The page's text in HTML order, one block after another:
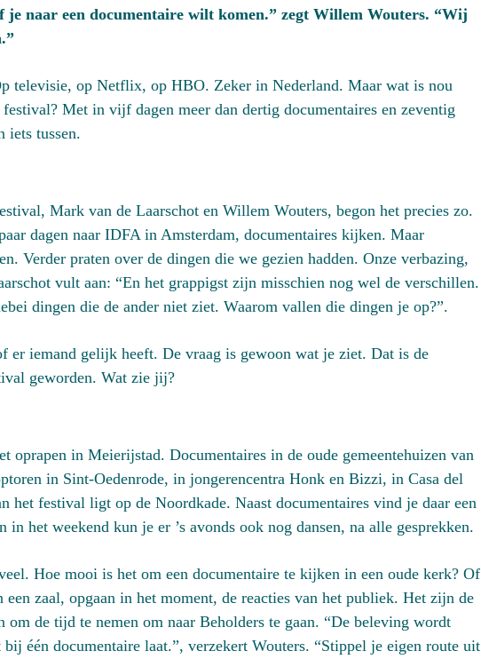
naar een documentaire wilt komen.” zegt Willem Wouters. “Wij
televisie, op Netflix, op HBO. Zeker in Nederland. Maar wat is nou
Met in vijf dagen meer dan dertig documentaires en zeventig
iets tussen.
Mark van de Laarschot en Willem Wouters, begon het precies zo.
dagen naar IDFA in Amsterdam, documentaires kijken. Maar
Verder praten over de dingen die we gezien hadden. Onze verbazing,
vult aan: “En het grappigst zijn misschien nog wel de verschillen.
dingen die de ander niet ziet. Waarom vallen die dingen je op?”.
er iemand gelijk heeft. De vraag is gewoon wat je ziet. Dat is de
geworden. Wat zie jij?
oprapen in Meierijstad. Documentaires in de oude gemeentehuizen van
in Sint-Oedenrode, in jongerencentra Honk en Bizzi, in Casa del
het festival ligt op de Noordkade. Naast documentaires vind je daar een
het weekend kun je er ’s avonds ook nog dansen, na alle gesprekken.
Hoe mooi is het om een documentaire te kijken in een oude kerk? Of
een zaal, opgaan in het moment, de reacties van het publiek. Het zijn de
om de tijd te nemen om naar Beholders te gaan. “De beleving wordt
één documentaire laat.”, verzekert Wouters. “Stippel je eigen route uit